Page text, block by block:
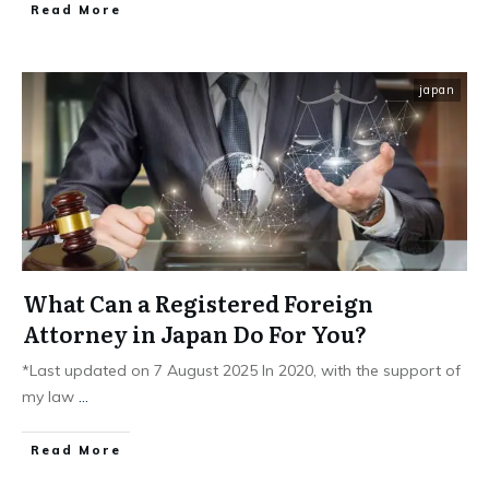
Read More
japan
What Can a Registered Foreign
Attorney in Japan Do For You?
*Last updated on 7 August 2025 In 2020, with the support of
my law ...
Read More